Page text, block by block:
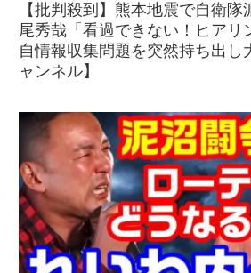
【批判殺到】熊本地震で自衛
尾秀哉「看過できない！ヒアリ
自情報収集問題を突然持ち出し
ャンネル】